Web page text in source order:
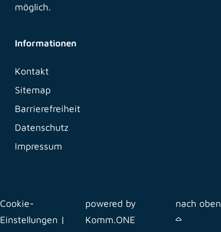
möglich.
Informationen
Kontakt
Sitemap
Barrierefreiheit
Datenschutz
Impressum
Cookie-
Einstellungen |
powered by
Komm.ONE
nach oben